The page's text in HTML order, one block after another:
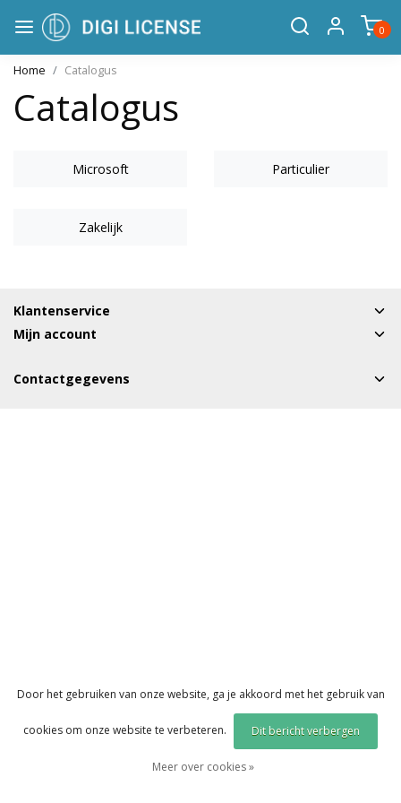
0
Home Catalogus
Catalogus
Microsoft Particulier
Zakelijk
Klantenservice
Mijn account
Contactgegevens
Door het gebruiken van onze website, ga je akkoord met het gebruik van
cookies om onze website te verbeteren. Dit bericht verbergen
Meer over cookies »